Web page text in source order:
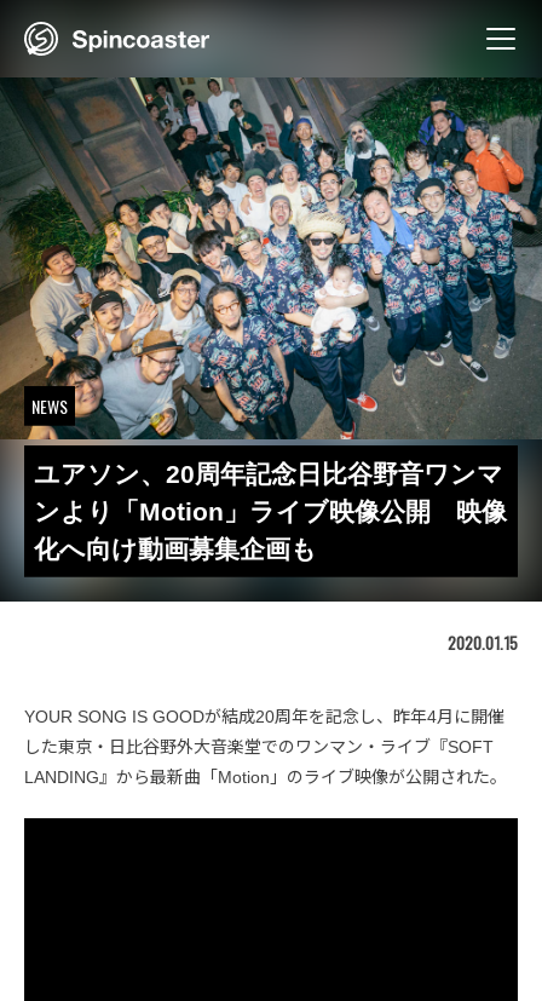
NEWS
ユアソン、20周年記念日比谷野音ワンマ
ンより「Motion」ライブ映像公開 映像
化へ向け動画募集企画も
2020.01.15
YOUR SONG IS GOODが結成20周年を記念し、昨年4月に開催
した東京・日比谷野外大音楽堂でのワンマン・ライブ『SOFT
LANDING』から最新曲「Motion」のライブ映像が公開された。